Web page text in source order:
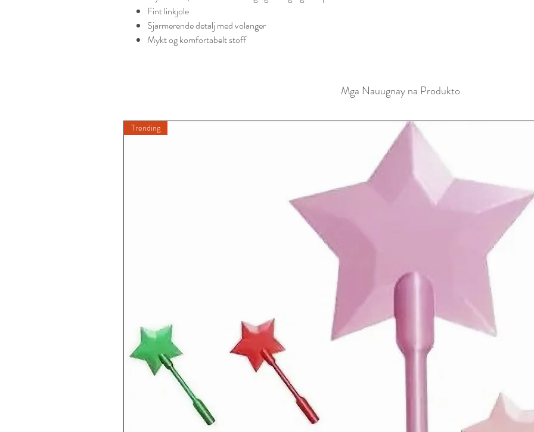
Fint linkjole
Sjarmerende detalj med volanger
Mykt og komfortabelt stoff
Mga Nauugnay na Produkto
Trending